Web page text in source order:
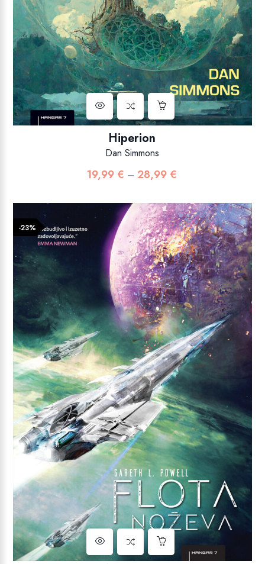
Hiperion
Dan Simmons
19,99 € – 28,99 €
od
19,99 €
do
28,99 €
-23%